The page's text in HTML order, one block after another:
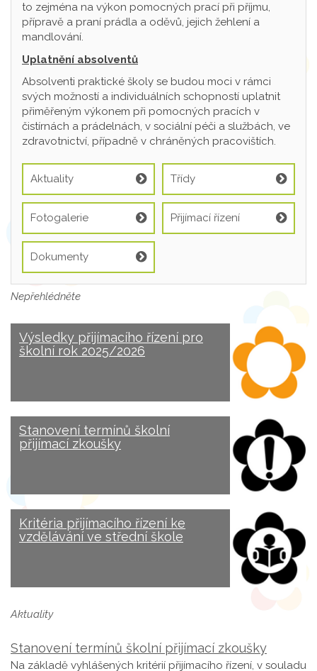
to zejména na výkon pomocných prací při příjmu,
přípravě a praní prádla a oděvů, jejich žehlení a
mandlování.
Uplatnění absolventů
Absolventi praktické školy se budou moci v rámci
svých možností a individuálních schopností uplatnit
přiměřeným výkonem při pomocných pracích v
čistírnách a prádelnách, v sociální péči a službách, ve
zdravotnictví, případně v chráněných pracovištích.
Aktuality Třídy
Fotogalerie Přijímací řízení
Dokumenty
Nepřehlédněte
Výsledky přijímacího řízení pro
školní rok 2025/2026
Stanovení termínů školní
přijímací zkoušky
Kritéria přijímacího řízení ke
vzdělávání ve střední škole
Aktuality
Stanovení termínů školní přijímací zkoušky
Na základě vyhlášených kritérií přijímacího řízení, v souladu